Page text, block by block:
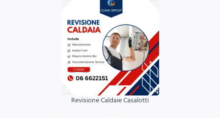
Revisione Caldaie Casalotti